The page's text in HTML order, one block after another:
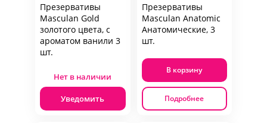
Презервативы
Masculan Gold
золотого цвета, с
ароматом ванили 3
шт.
Нет в наличии
Уведомить
Презервативы
Masculan Anatomic
Анатомические, 3
шт.
В корзину
Подробнее